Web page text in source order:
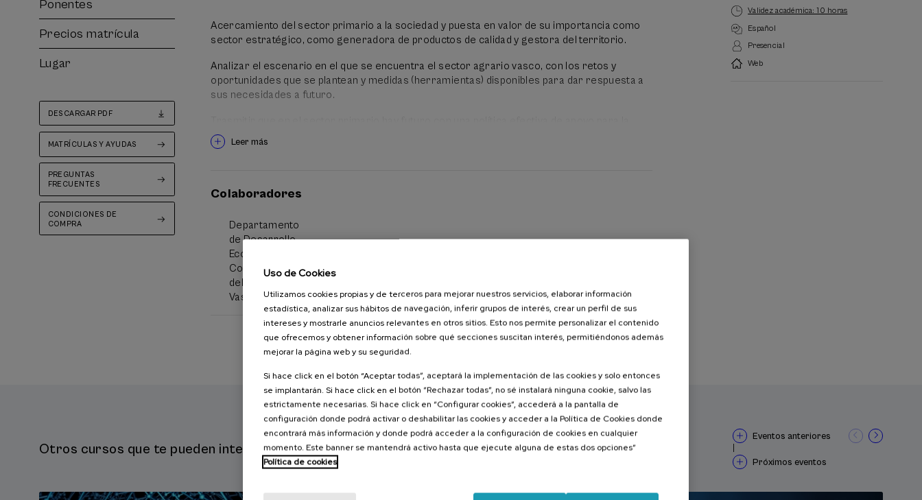
Ponentes
Precios matrícula
Lugar
DESCARGAR PDF
MATRÍCULAS Y AYUDAS
PREGUNTAS
FRECUENTES
CONDICIONES DE
COMPRA
Acercamiento del sector primario a la sociedad y puesta en valor de su importancia como
sector estratégico, como generadora de productos de calidad y gestora del territorio.
Analizar el escenario en el que se encuentra el sector agrario vasco, con los retos y
oportunidades que se plantean y medidas (herramientas) disponibles para dar respuesta a
sus necesidades a futuro.
incorporación de profesionales cualificados a la actividad agraria y medio rural.
Leer más
Colaboradores
Departamento
de Desarrollo
Económico y
Competitividad
del Gobierno
Vasco
Validez académica: 10 horas
Español
Presencial
Web
Otros cursos que te pueden interesar...
Eventos anteriores
Próximos eventos
Uso de Cookies
Utilizamos cookies propias y de terceros para mejorar nuestros servicios, elaborar información
estadística, analizar sus hábitos de navegación, inferir grupos de interés, crear un perfil de sus
intereses y mostrarle anuncios relevantes en otros sitios. Esto nos permite personalizar el contenido
que ofrecemos y obtener información sobre qué secciones suscitan interés, permitiéndonos además
mejorar la página web y su seguridad.
Si hace click en el botón “Aceptar todas”, aceptará la implementación de las cookies y solo entonces
se implantarán. Si hace click en el botón “Rechazar todas”, no sé instalará ninguna cookie, salvo las
estrictamente necesarias. Si hace click en “Configurar cookies”, accederá a la pantalla de
configuración donde podrá activar o deshabilitar las cookies y acceder a la Política de Cookies donde
encontrará más información y donde podrá acceder a la configuración de cookies en cualquier
momento. Este banner se mantendrá activo hasta que ejecute alguna de estas dos opciones”
Política de cookies